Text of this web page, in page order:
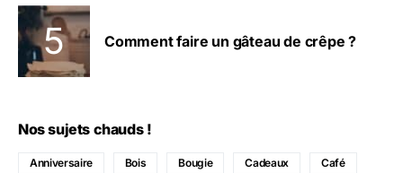
Comment faire un gâteau de crêpe ?
Nos sujets chauds !
Anniversaire Bois Bougie Cadeaux Café